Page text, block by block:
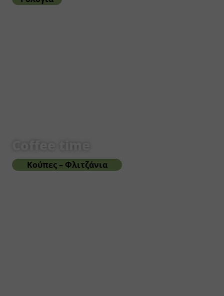
Coffee time
Κούπες – Φλιτζάνια